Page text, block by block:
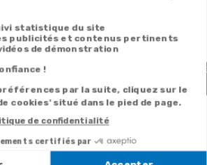
Avis Clients
vente